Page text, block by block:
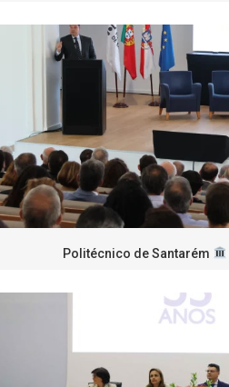
Politécnico de Santarém